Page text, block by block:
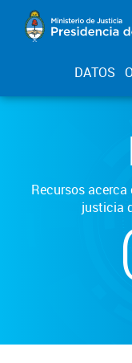
DATOS
Recursos
justicia